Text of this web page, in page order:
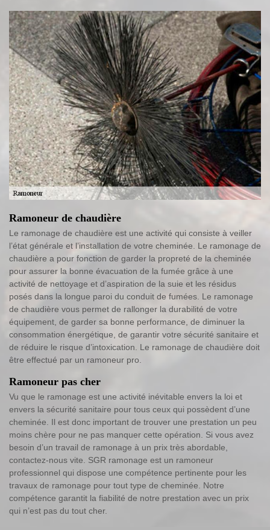
Ramoneur de chaudière
Le ramonage de chaudière est une activité qui consiste à veiller
l’état générale et l’installation de votre cheminée. Le ramonage de
chaudière a pour fonction de garder la propreté de la cheminée
pour assurer la bonne évacuation de la fumée grâce à une
activité de nettoyage et d’aspiration de la suie et les résidus
posés dans la longue paroi du conduit de fumées. Le ramonage
de chaudière vous permet de rallonger la durabilité de votre
équipement, de garder sa bonne performance, de diminuer la
consommation énergétique, de garantir votre sécurité sanitaire et
de réduire le risque d’intoxication. Le ramonage de chaudière doit
être effectué par un ramoneur pro.
Ramoneur pas cher
Vu que le ramonage est une activité inévitable envers la loi et
envers la sécurité sanitaire pour tous ceux qui possèdent d’une
cheminée. Il est donc important de trouver une prestation un peu
moins chère pour ne pas manquer cette opération. Si vous avez
besoin d’un travail de ramonage à un prix très abordable,
contactez-nous vite. SGR ramonage est un ramoneur
professionnel qui dispose une compétence pertinente pour les
travaux de ramonage pour tout type de cheminée. Notre
compétence garantit la fiabilité de notre prestation avec un prix
qui n’est pas du tout cher.